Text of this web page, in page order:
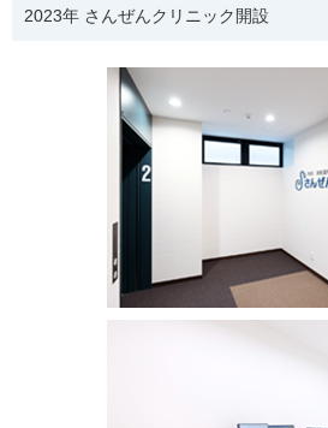
2023年 さんぜんクリニック開設